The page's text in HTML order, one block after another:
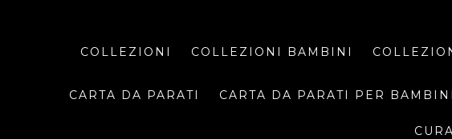
COLLEZIONI COLLEZIONI BAMBINI
CARTA DA PARATI CARTA DA PARATI PER BAMBINI